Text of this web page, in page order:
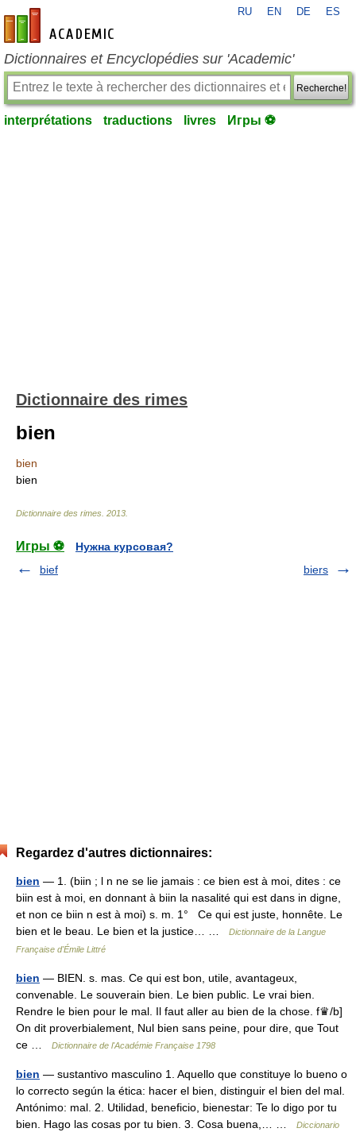
fr-academic.com
RU EN DE ES
Dictionnaires et Encyclopédies sur 'Academic'
Recherche!
interprétations traductions livres Игры ⚽
Dictionnaire des rimes
bien
bien
bien
Dictionnaire des rimes 2013
Игры ⚽
Нужна курсовая?
bief
biers
Regardez d'autres dictionnaires:
bien — 1. (biin ; l n ne se lie jamais : ce bien est à moi, dites : ce
biin est à moi, en donnant à biin la nasalité qui est dans in digne,
et non ce biin n est à moi) s. m. 1° Ce qui est juste, honnête. Le
bien et le beau. Le bien et la justice… …
Dictionnaire de la Langue
Française d'Émile Littré
bien — BIEN. s. mas. Ce qui est bon, utile, avantageux,
convenable. Le souverain bien. Le bien public. Le vrai bien.
Rendre le bien pour le mal. Il faut aller au bien de la chose. f♛/b]
On dit proverbialement, Nul bien sans peine, pour dire, que Tout
ce …
Dictionnaire de l'Académie Française 1798
bien — sustantivo masculino 1. Aquello que constituye lo bueno o
lo correcto según la ética: hacer el bien, distinguir el bien del mal.
Antónimo: mal. 2. Utilidad, beneficio, bienestar: Te lo digo por tu
bien. Hago las cosas por tu bien. 3. Cosa buena,… …
Diccionario